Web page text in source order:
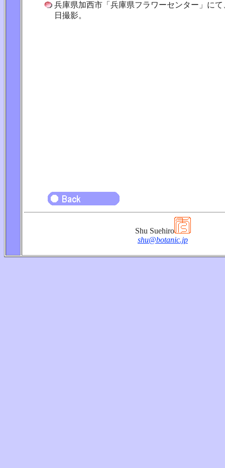
兵庫県加西市「兵庫県フラワーセンター」にて
日撮影。
Shu Suehiro
shu@botanic.jp